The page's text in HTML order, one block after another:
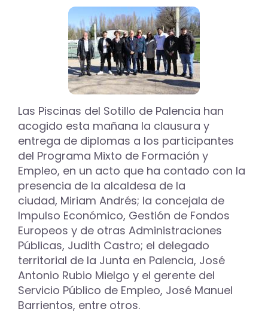
proyecto
'TánDEM'
formación
"Regeneración
del
parque
de
la
Carcavilla
de
Palencia"
Las Piscinas del Sotillo de Palencia han
acogido esta mañana la clausura y
entrega de diplomas a los participantes
del Programa Mixto de Formación y
Empleo, en un acto que ha contado con la
presencia de la alcaldesa de la
ciudad, Miriam Andrés; la concejala de
Impulso Económico, Gestión de Fondos
Europeos y de otras Administraciones
Públicas, Judith Castro; el delegado
territorial de la Junta en Palencia, José
Antonio Rubio Mielgo y el gerente del
Servicio Público de Empleo, José Manuel
Barrientos, entre otros.